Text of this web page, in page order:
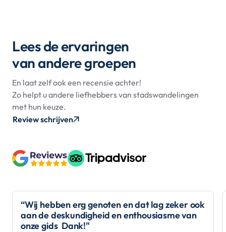
Lees de ervaringen
van andere groepen
En laat zelf ook een recensie achter!
Zo helpt u andere liefhebbers van stadswandelingen
met hun keuze.
Review schrijven
“Wij hebben erg genoten en dat lag zeker ook
aan de deskundigheid en enthousiasme van
onze gids Dank!"